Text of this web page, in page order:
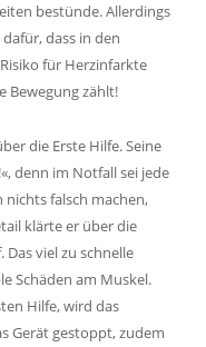
bestünde. Allerdings
dass in den
für Herzinfarkte
Bewegung zählt!
die Erste Hilfe. Seine
denn im Notfall sei jede
falsch machen,
klärte er über die
viel zu schnelle
Schäden am Muskel.
Hilfe, wird das
Gerät gestoppt, zudem